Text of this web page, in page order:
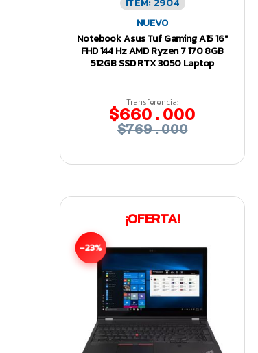
ITEM: 2904
NUEVO
Notebook Asus Tuf Gaming A15 16″
FHD 144 Hz AMD Ryzen 7 170 8GB
512GB SSD RTX 3050 Laptop
Transferencia:
$660.000
$769.000
¡OFERTA!
-23%